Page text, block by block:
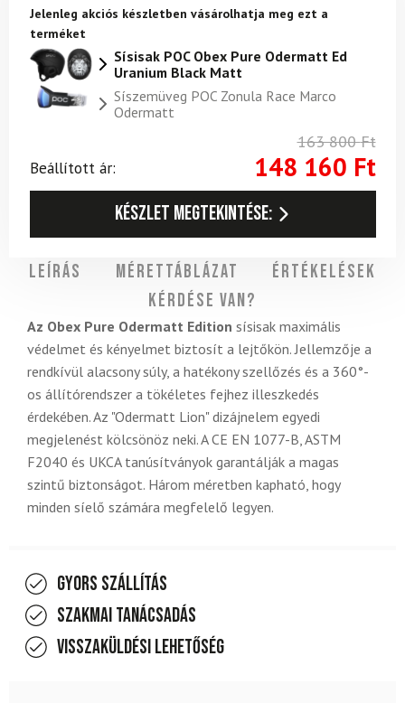
Jelenleg akciós készletben vásárolhatja meg ezt a
terméket
Sísisak POC Obex Pure Odermatt Ed
Uranium Black Matt
Síszemüveg POC Zonula Race Marco
Odermatt
163 800Ft
Beállított ár:
148 160 Ft
Készlet megtekintése:
Leírás Mérettáblázat
Értékelések
Kérdése van?
Az Obex Pure Odermatt Edition sísisak maximális
védelmet és kényelmet biztosít a lejtőkön. Jellemzője a
rendkívül alacsony súly, a hatékony szellőzés és a 360°-
os állítórendszer a tökéletes fejhez illeszkedés
érdekében. Az "Odermatt Lion" dizájnelem egyedi
megjelenést kölcsönöz neki. A CE EN 1077-B, ASTM
F2040 és UKCA tanúsítványok garantálják a magas
szintű biztonságot. Három méretben kapható, hogy
minden síelő számára megfelelő legyen.
Gyors szállítás
Szakmai tanácsadás
Visszaküldési lehetőség